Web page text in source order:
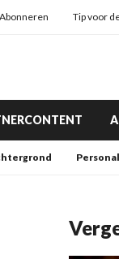
Abonneren Tip voor